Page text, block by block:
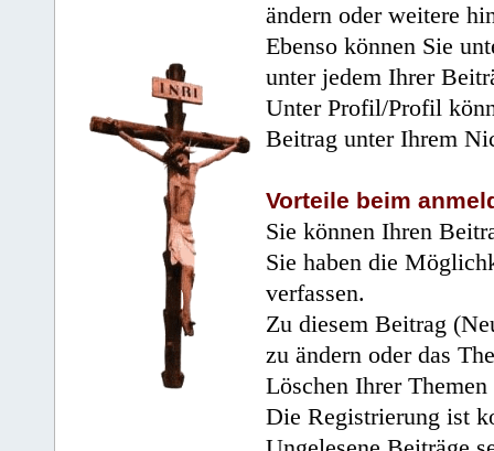
ändern oder weitere
Ebenso können Sie
unter jedem Ihrer
Unter Profil/Profil
Beitrag unter Ihrem
Vorteile beim
Sie können Ihren
Sie haben die
verfassen.
Zu diesem Beitrag
zu ändern oder das
Löschen Ihrer
Die Registrierung ist